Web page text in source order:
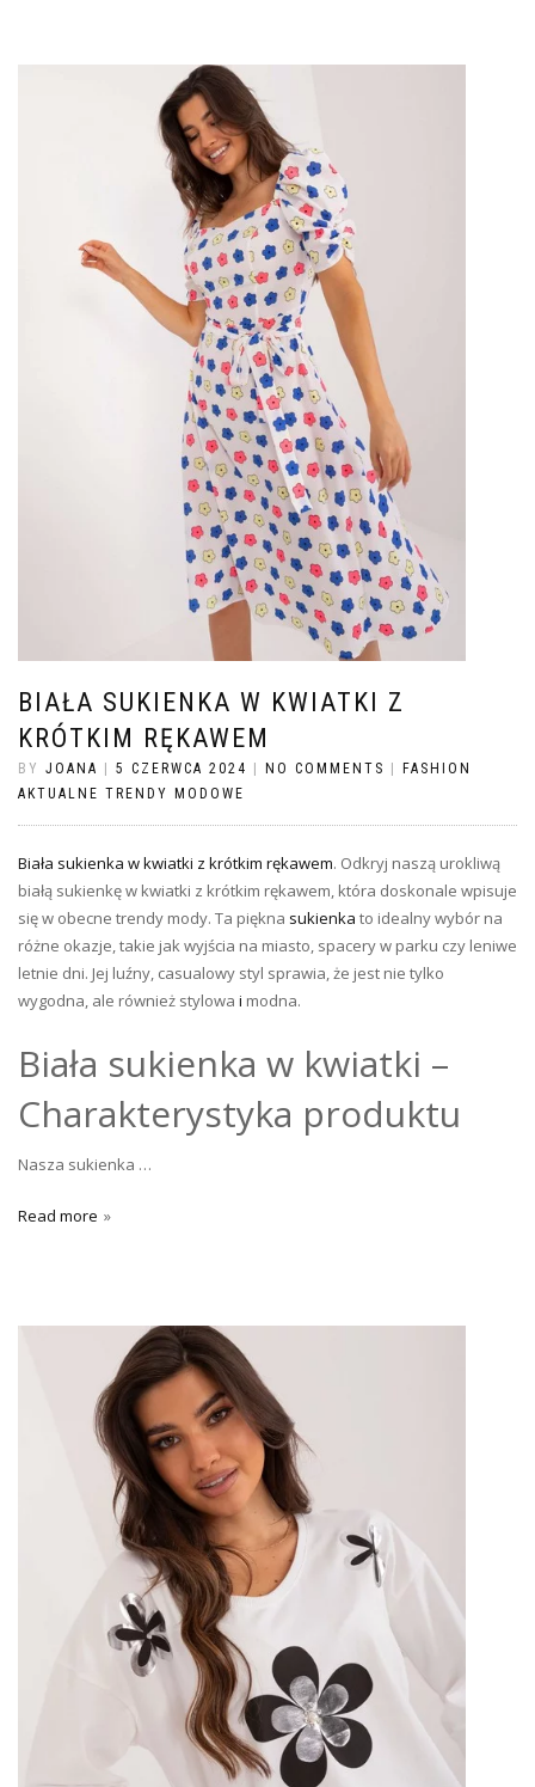
BIAŁA SUKIENKA W KWIATKI Z
KRÓTKIM RĘKAWEM
BY JOANA 5 CZERWCA 2024 NO COMMENTS
FASHION
AKTUALNE TRENDY MODOWE
Biała sukienka w kwiatki z krótkim rękawem. Odkryj naszą urokliwą
białą sukienkę w kwiatki z krótkim rękawem, która doskonale wpisuje
się w obecne trendy mody. Ta piękna sukienka to idealny wybór na
różne okazje, takie jak wyjścia na miasto, spacery w parku czy leniwe
letnie dni. Jej luźny, casualowy styl sprawia, że jest nie tylko
wygodna, ale również stylowa i modna.
Biała sukienka w kwiatki –
Charakterystyka produktu
Nasza sukienka …
Read more